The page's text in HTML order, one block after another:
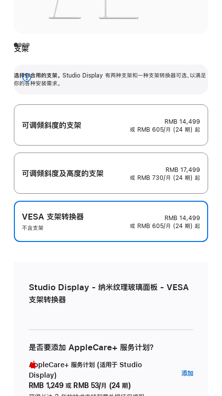
支架
选择你合用的支架。 Studio Display 有两种支架和一种支架转换器可选，以满足
你的各种安装需求。
展
可调倾斜度的支架
RMB 14,499
或 RMB 605/月 (24 期) 起
可调倾斜度及高‍度的支‍架
RMB 17,499
或 RMB 730/月 (24 期) 起
VESA 支架转换器
不含支架
RMB 14,499
或 RMB 605/月 (24 期) 起
Studio Display - 纳米纹理玻璃面板 - VESA
支架转换器
是否要添加 AppleCare+ 服务计划？
AppleCare+ 服务计划 (适用于 Studio
Display)
RMB 1,249 或 RMB 53/月 (24 期)
添加